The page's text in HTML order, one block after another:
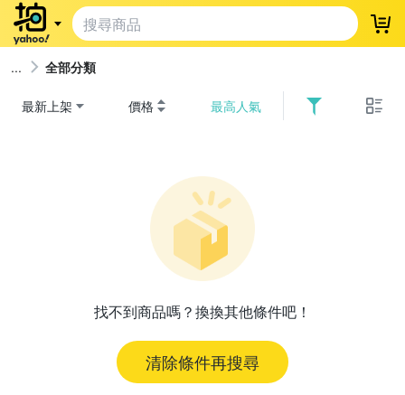
登
全部分類
最新上架 價格 最高人氣
找不到商品嗎？換換其他條件吧！
清除條件再搜尋